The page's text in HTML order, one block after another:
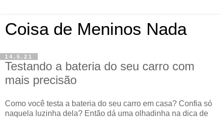
Coisa de Meninos Nada
14.5.21
Testando a bateria do seu carro com
mais precisão
Como você testa a bateria do seu carro em casa? Confia só
naquela luzinha dela? Então dá uma olhadinha na dica de